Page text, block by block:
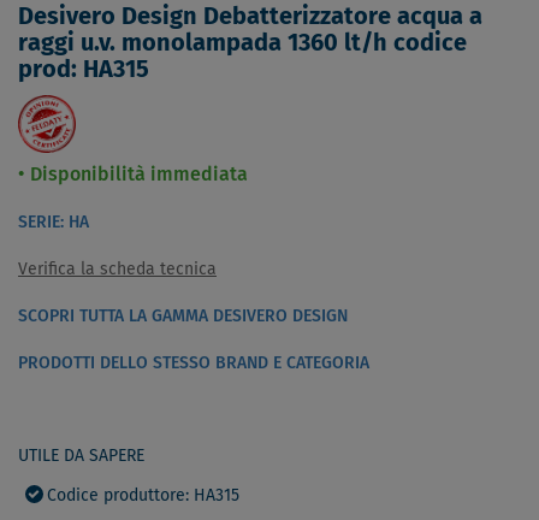
Desivero Design Debatterizzatore acqua a
raggi u.v. monolampada 1360 lt/h codice
prod: HA315
Disponibilità immediata
SERIE: HA
Verifica la scheda tecnica
SCOPRI TUTTA LA GAMMA DESIVERO DESIGN
PRODOTTI DELLO STESSO BRAND E CATEGORIA
UTILE DA SAPERE
Codice produttore: HA315